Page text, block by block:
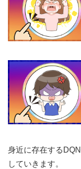
身近に存在する
していきます。